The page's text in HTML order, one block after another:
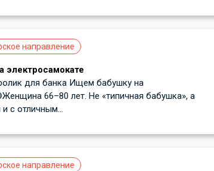
направление
электросамокате
для банка Ищем бабушку на
66–80 лет. Не «типичная бабушка», а
с отличным...
направление